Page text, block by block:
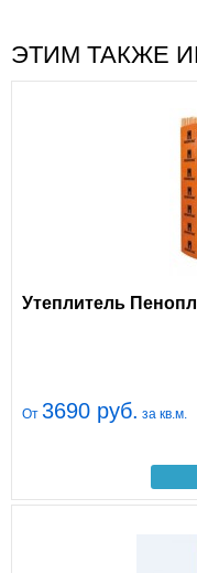
ЭТИМ ТАКЖЕ
Утеплитель
От 3690 руб. за кв.м.